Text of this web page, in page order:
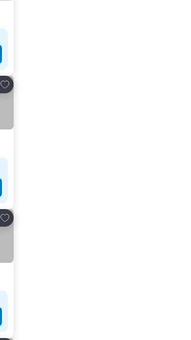
Přidat na seznam oblíbených hotelů
Přidat na seznam oblíbených hotelů